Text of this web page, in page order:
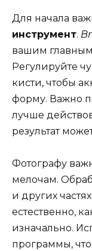
Для начала
инструмент.
вашим
Регулируйте
кисти, чтобы
форму. Важно
лучше
результат
Фотографу
мелочам.
и других
естественно,
изначально.
программы,